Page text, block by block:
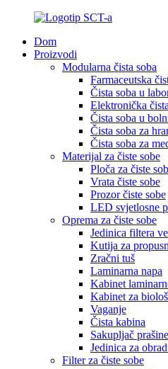
Dom
Proizvodi
Modularna čista soba
Farmaceutska
Čista soba u
Elektronička
Čista soba u
Čista soba za
Čista soba za
Materijal za čiste sobe
Ploča za čiste
Vrata čiste sobe
Prozor čiste sobe
LED svjetlosne
Oprema za čiste sobe
Jedinica filtera
Kutija za
Zračni tuš
Laminarna napa
Kabinet
Kabinet za
Vaganje
Čista kabina
Sakupljač prašine
Jedinica za
Filter za čiste sobe